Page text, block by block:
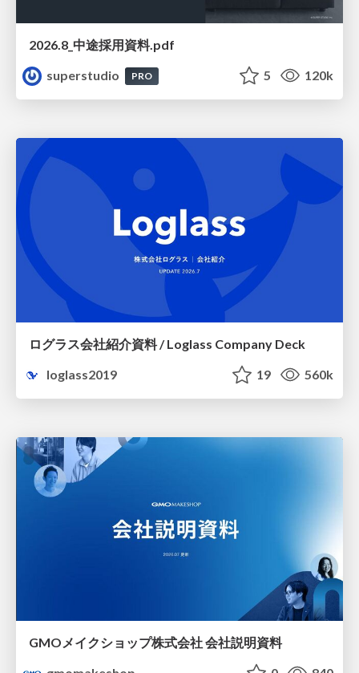
2026.8_中途採用資料.pdf
superstudio
PRO 5 120k
ログラス会社紹介資料 / Loglass Company Deck
loglass2019
19 560k
GMOメイクショップ株式会社 会社説明資料